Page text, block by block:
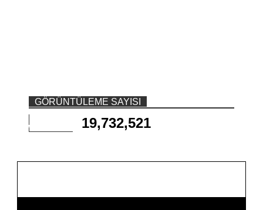
GÖRÜNTÜLEME SAYISI
19,732,521